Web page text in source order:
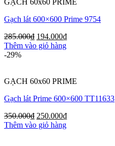
GẠCH 60x60 PRIME
Gạch lát 600×600 Prime 9754
285.000₫ 194.000₫
Thêm vào giỏ hàng
-29%
GẠCH 60x60 PRIME
Gạch lát Prime 600×600 TT11633
350.000₫ 250.000₫
Thêm vào giỏ hàng